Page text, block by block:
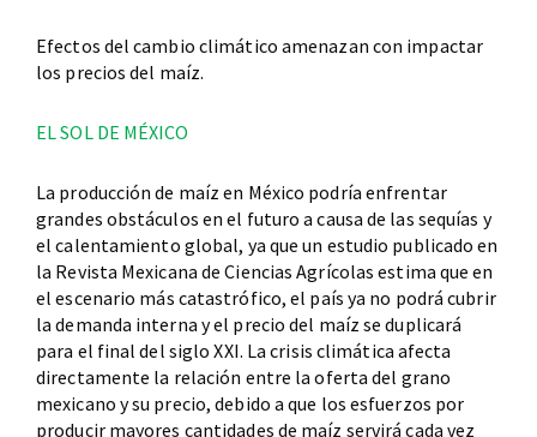
Efectos del cambio climático amenazan con impactar
los precios del maíz.
EL SOL DE MÉXICO
La producción de maíz en México podría enfrentar
grandes obstáculos en el futuro a causa de las sequías y
el calentamiento global, ya que un estudio publicado en
la Revista Mexicana de Ciencias Agrícolas estima que en
el escenario más catastrófico, el país ya no podrá cubrir
la demanda interna y el precio del maíz se duplicará
para el final del siglo XXI. La crisis climática afecta
directamente la relación entre la oferta del grano
mexicano y su precio, debido a que los esfuerzos por
producir mayores cantidades de maíz servirá cada vez